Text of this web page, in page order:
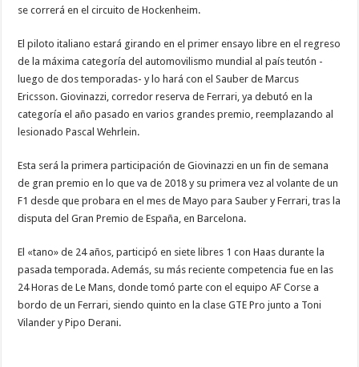
se correrá en el circuito de Hockenheim.
El piloto italiano estará girando en el primer ensayo libre en el regreso
de la máxima categoría del automovilismo mundial al país teutón -
luego de dos temporadas- y lo hará con el Sauber de Marcus
Ericsson. Giovinazzi, corredor reserva de Ferrari, ya debutó en la
categoría el año pasado en varios grandes premio, reemplazando al
lesionado Pascal Wehrlein.
Esta será la primera participación de Giovinazzi en un fin de semana
de gran premio en lo que va de 2018 y su primera vez al volante de un
F1 desde que probara en el mes de Mayo para Sauber y Ferrari, tras la
disputa del Gran Premio de España, en Barcelona.
El «tano» de 24 años, participó en siete libres 1 con Haas durante la
pasada temporada. Además, su más reciente competencia fue en las
24 Horas de Le Mans, donde tomó parte con el equipo AF Corse a
bordo de un Ferrari, siendo quinto en la clase GTE Pro junto a Toni
Vilander y Pipo Derani.